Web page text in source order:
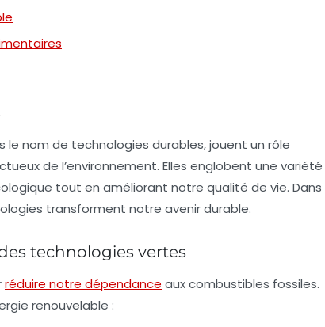
le nom de technologies durables, jouent un rôle
de l’environnement. Elles englobent une variété
tout en améliorant notre qualité de vie. Dans
transforment notre avenir durable.
technologies vertes
réduire notre dépendance aux combustibles fossiles.
renouvelable :